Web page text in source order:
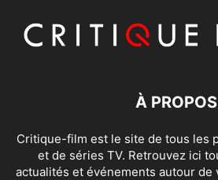
À PROPOS
Critique-film est le site de tous les
et de séries TV. Retrouvez ici
actualités et événements autour